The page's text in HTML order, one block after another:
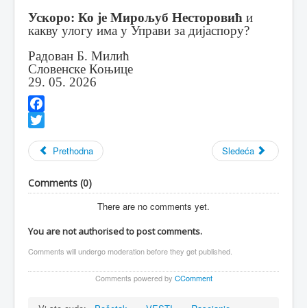
Ускоро: Ко је Мирољуб Несторовић и
какву улогу има у Управи за дијаспору?
Радован Б. Милић
Словенске Коњице
29. 05. 2026
Facebook
Prethodna
Sledeća
Comments (0)
There are no comments yet.
You are not authorised to post comments.
Comments will undergo moderation before they get published.
Comments powered by CComment